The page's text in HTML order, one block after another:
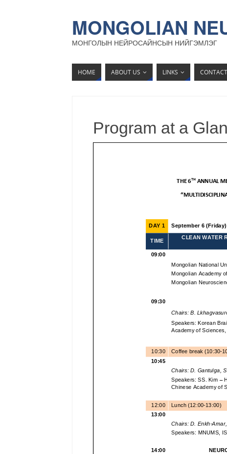
MONGOLIAN
МОНГОЛЫН НЕЙРОСАЙНСЫН НИЙГЭМЛЭГ
HOME ABOUT US LINKS CONTACT
Program at a